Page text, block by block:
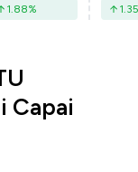
1.88% 1.35
Capai